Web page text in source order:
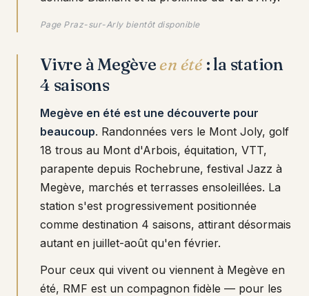
Page Praz-sur-Arly bientôt disponible
Vivre à Megève en été: la station
4 saisons
Megève en été est une découverte pour
beaucoup. Randonnées vers le Mont Joly, golf
18 trous au Mont d'Arbois, équitation, VTT,
parapente depuis Rochebrune, festival Jazz à
Megève, marchés et terrasses ensoleillées. La
station s'est progressivement positionnée
comme destination 4 saisons, attirant désormais
autant en juillet-août qu'en février.
Pour ceux qui vivent ou viennent à Megève en
été, RMF est un compagnon fidèle — pour les